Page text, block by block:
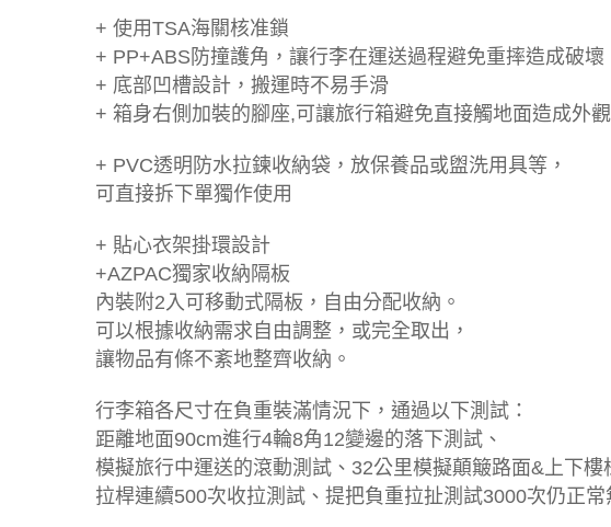
+ 使用TSA海關核准鎖
+ PP+ABS防撞護角，讓行李在運送過程避免重摔造成破壞
+ 底部凹槽設計，搬運時不易手滑
+ 箱身右側加裝的腳座,可讓旅行箱避免直接觸地面造成外
+ PVC透明防水拉鍊收納袋，放保養品或盥洗用具等，
可直接拆下單獨作使用
+ 貼心衣架掛環設計
+AZPAC獨家收納隔板
內裝附2入可移動式隔板，自由分配收納。
可以根據收納需求自由調整，或完全取出，
讓物品有條不紊地整齊收納。
行李箱各尺寸在負重裝滿情況下，通過以下測試：
距離地面90cm進行4輪8角12變邊的落下測試、
模擬旅行中運送的滾動測試、32公里模擬顛簸路面&上下樓
拉桿連續500次收拉測試、提把負重拉扯測試3000次仍正常